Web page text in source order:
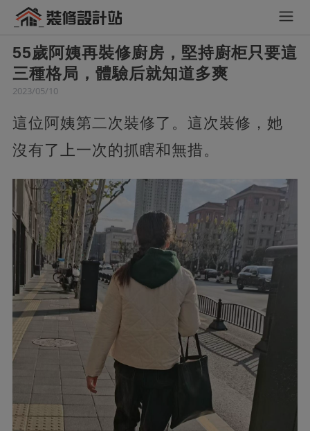
55歲阿姨再裝修廚房，堅持廚柜只要這
三種格局，體驗后就知道多爽
2023/05/10
這位阿姨第二次裝修了。這次裝修，她
沒有了上一次的抓瞎和無措。